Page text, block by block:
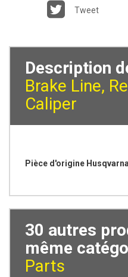
Tweet
Description
Brake Line,
Caliper
Pièce d'origine
30 autres
même
Parts